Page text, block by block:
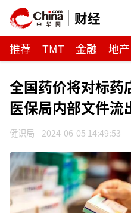
财经
推荐 TMT 金融 地产
全国药价将对标
医保局内部文件流
健识局 2024-06-05 14:49:53